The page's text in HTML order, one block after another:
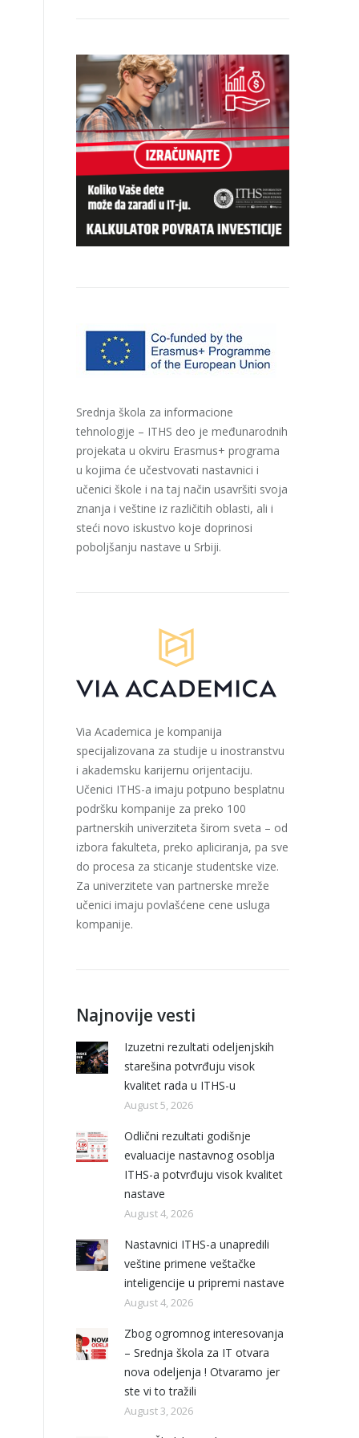
Srednja škola za informacione
tehnologije – ITHS deo je međunarodnih
projekata u okviru Erasmus+ programa
u kojima će učestvovati nastavnici i
učenici škole i na taj način usavršiti svoja
znanja i veštine iz različitih oblasti, ali i
steći novo iskustvo koje doprinosi
poboljšanju nastave u Srbiji.
Via Academica je kompanija
specijalizovana za studije u inostranstvu
i akademsku karijernu orijentaciju.
Učenici ITHS-a imaju potpuno besplatnu
podršku kompanije za preko 100
partnerskih univerziteta širom sveta – od
izbora fakulteta, preko apliciranja, pa sve
do procesa za sticanje studentske vize.
Za univerzitete van partnerske mreže
učenici imaju povlašćene cene usluga
kompanije.
Najnovije vesti
Izuzetni rezultati odeljenjskih
starešina potvrđuju visok
kvalitet rada u ITHS-u
August 5, 2026
Odlični rezultati godišnje
evaluacije nastavnog osoblja
ITHS-a potvrđuju visok kvalitet
nastave
August 4, 2026
Nastavnici ITHS-a unapredili
veštine primene veštačke
inteligencije u pripremi nastave
August 4, 2026
Zbog ogromnog interesovanja
– Srednja škola za IT otvara
nova odeljenja ! Otvaramo jer
ste vi to tražili
August 3, 2026